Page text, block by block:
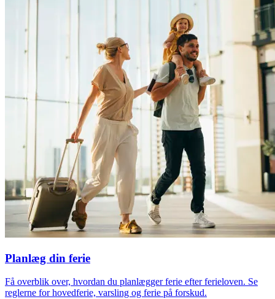
Planlæg din ferie
Få overblik over, hvordan du planlægger ferie efter ferieloven. Se
reglerne for hovedferie, varsling og ferie på forskud.